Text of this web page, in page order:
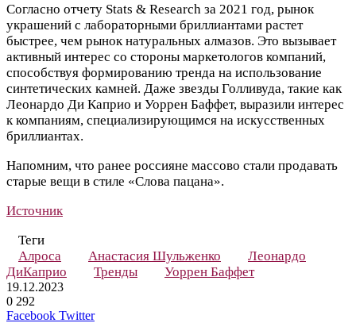
Согласно отчету Stats & Research за 2021 год, рынок
украшений с лабораторными бриллиантами растет
быстрее, чем рынок натуральных алмазов. Это вызывает
активный интерес со стороны маркетологов компаний,
способствуя формированию тренда на использование
синтетических камней. Даже звезды Голливуда, такие как
Леонардо Ди Каприо и Уоррен Баффет, выразили интерес
к компаниям, специализирующимся на искусственных
бриллиантах.
Напомним, что ранее россияне массово стали продавать
старые вещи в стиле «Слова пацана».
Источник
Теги
Алроса
Анастасия Шульженко
Леонардо
ДиКаприо
Тренды Уоррен Баффет
19.12.2023
0 292
Facebook TwitterLinkedIn
Tumblr
Reddit
Вконтакте
Одноклассники
Skype
Messenger
Messenger
WhatsApp
Telegram
Viber
Line
Поделиться
Печатать